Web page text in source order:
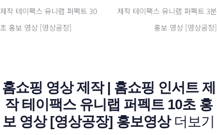
제작 테이팩스 유니랩 퍼펙트 30
초 홍보 영상 [영상공장]
제작 테이팩스 유니랩 퍼펙트 3분
홍보 영상 [영상공장]
홈쇼핑 영상 제작 | 홈쇼핑 인서트 제
작 테이팩스 유니랩 퍼펙트 10초 홍
보 영상 [영상공장] 홍보영상더보기